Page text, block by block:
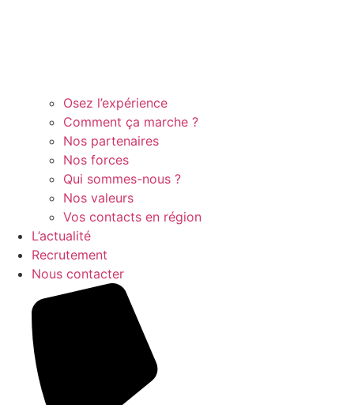
Osez l’expérience
Comment ça marche ?
Nos partenaires
Nos forces
Qui sommes-nous ?
Nos valeurs
Vos contacts en région
L’actualité
Recrutement
Nous contacter